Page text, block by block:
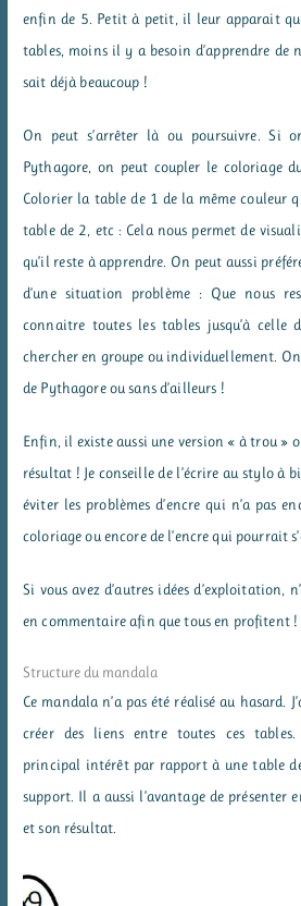
enfin de 5. Petit à petit, il leur apparait
tables, moins il y a besoin d’apprendre de
sait déjà beaucoup !
On peut s’arrêter là ou poursuivre. Si
Pythagore, on peut coupler le coloriage
Colorier la table de 1 de la même couleur
table de 2, etc : Cela nous permet de
qu’il reste à apprendre. On peut aussi
d’une situation problème : Que nous
connaitre toutes les tables jusqu’à celle
chercher en groupe ou individuellement.
de Pythagore ou sans d’ailleurs !
Enfin, il existe aussi une version « à trou »
résultat ! Je conseille de l’écrire au stylo à
éviter les problèmes d’encre qui n’a pas
coloriage ou encore de l’encre qui pourrait
Si vous avez d’autres idées d’exploitation,
en commentaire afin que tous en profitent !
Structure du mandala
Ce mandala n’a pas été réalisé au hasard.
créer des liens entre toutes ces tables.
principal intérêt par rapport à une table
support. Il a aussi l’avantage de
et son résultat.